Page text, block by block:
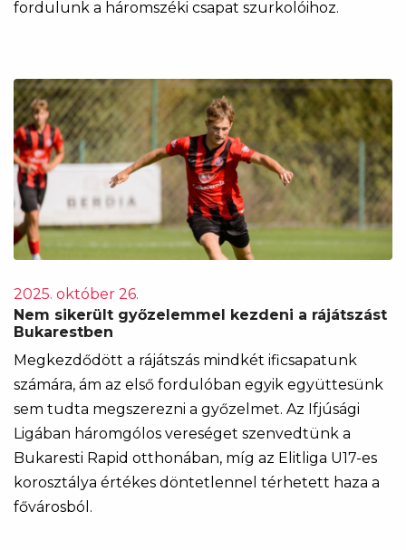
fordulunk a háromszéki csapat szurkolóihoz.
2025. október 26.
Nem sikerült győzelemmel kezdeni a rájátszást
Bukarestben
Megkezdődött a rájátszás mindkét ificsapatunk
számára, ám az első fordulóban egyik együttesünk
sem tudta megszerezni a győzelmet. Az Ifjúsági
Ligában háromgólos vereséget szenvedtünk a
Bukaresti Rapid otthonában, míg az Elitliga U17-es
korosztálya értékes döntetlennel térhetett haza a
fővárosból.